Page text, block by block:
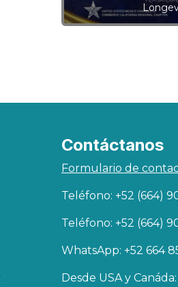
Contáctanos
Formulario de
Teléfono: +52 (664)
Teléfono: +52 (664)
WhatsApp: +52 664
Desde USA y